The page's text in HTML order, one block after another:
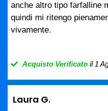
anche altro tipo farfalline
quindi mi ritengo
vivamente.
Acquisto Verificatoil 1
Laura G.